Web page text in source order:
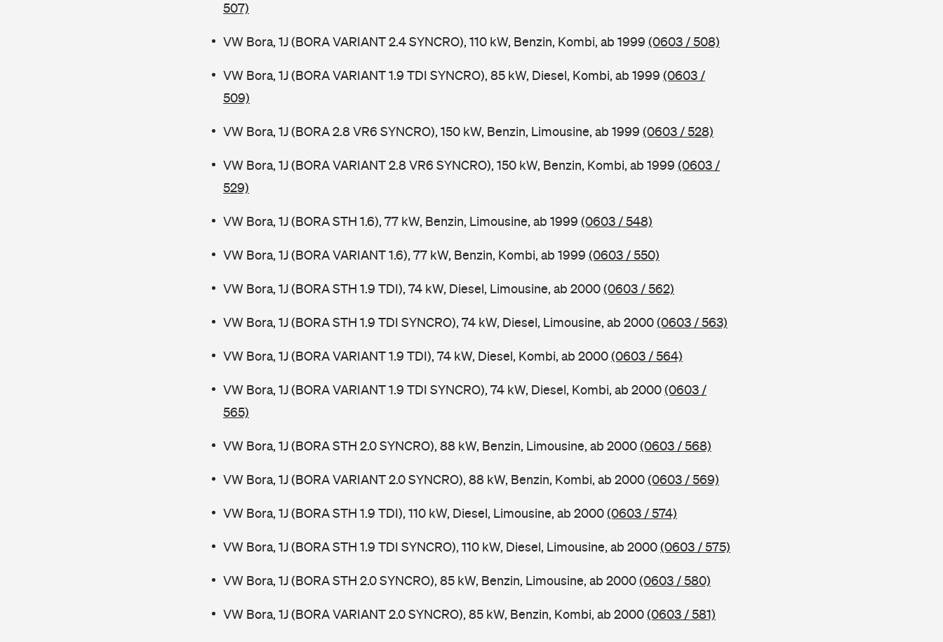
507)
VW Bora, 1J (BORA VARIANT 2.4 SYNCRO), 110 kW, Benzin, Kombi, ab 1999 (0603 / 508)
VW Bora, 1J (BORA VARIANT 1.9 TDI SYNCRO), 85 kW, Diesel, Kombi, ab 1999 (0603 /
509)
VW Bora, 1J (BORA 2.8 VR6 SYNCRO), 150 kW, Benzin, Limousine, ab 1999 (0603 / 528)
VW Bora, 1J (BORA VARIANT 2.8 VR6 SYNCRO), 150 kW, Benzin, Kombi, ab 1999 (0603 /
529)
VW Bora, 1J (BORA STH 1.6), 77 kW, Benzin, Limousine, ab 1999 (0603 / 548)
VW Bora, 1J (BORA VARIANT 1.6), 77 kW, Benzin, Kombi, ab 1999 (0603 / 550)
VW Bora, 1J (BORA STH 1.9 TDI), 74 kW, Diesel, Limousine, ab 2000(0603 / 562)
VW Bora, 1J (BORA STH 1.9 TDI SYNCRO), 74 kW, Diesel, Limousine, ab 2000(0603 / 563)
VW Bora, 1J (BORA VARIANT 1.9 TDI), 74 kW, Diesel, Kombi, ab 2000(0603 / 564)
VW Bora, 1J (BORA VARIANT 1.9 TDI SYNCRO), 74 kW, Diesel, Kombi, ab 2000(0603 /
565)
VW Bora, 1J (BORA STH 2.0 SYNCRO), 88 kW, Benzin, Limousine, ab 2000(0603 / 568)
VW Bora, 1J (BORA VARIANT 2.0 SYNCRO), 88 kW, Benzin, Kombi, ab 2000(0603 / 569)
VW Bora, 1J (BORA STH 1.9 TDI), 110 kW, Diesel, Limousine, ab 2000(0603 / 574)
VW Bora, 1J (BORA STH 1.9 TDI SYNCRO), 110 kW, Diesel, Limousine, ab 2000(0603 / 575)
VW Bora, 1J (BORA STH 2.0 SYNCRO), 85 kW, Benzin, Limousine, ab 2000(0603 / 580)
VW Bora, 1J (BORA VARIANT 2.0 SYNCRO), 85 kW, Benzin, Kombi, ab 2000(0603 / 581)